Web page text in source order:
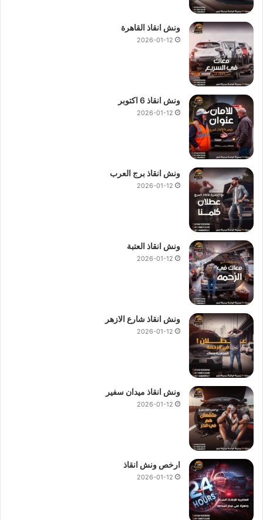
ونش انقاذ القاهرة
2026-01-12
ونش انقاذ 6 اكتوبر
2026-01-12
ونش انقاذ برج العرب
2026-01-12
ونش انقاذ العتبة
2026-01-12
ونش انقاذ شارع الازهر
2026-01-12
ونش انقاذ ميدان سفير
2026-01-12
ارخص ونش انقاذ
2026-01-12